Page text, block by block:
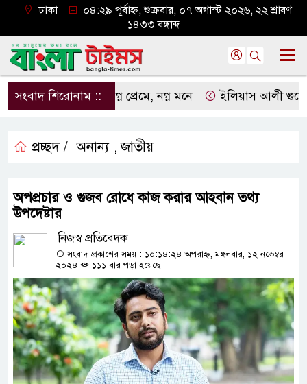
ঢাকা
০৪:২৯ পূর্বাহ্ন, শুক্রবার, ০৭ অগাস্ট ২০২৬, ২২ শ্রাবণ
১৪৩৩ বঙ্গাব্দ
সংবাদ শিরোনাম ::নগ্ন প্রেমে, নগ্ন মনে ইলিয়াস আলী গুমের
প্রচ্ছদ / অনান্য ,জাতীয়
অপপ্রচার ও গুজব রোধে কাজ করার আহবান তথ্য
উপদেষ্টার
নিজস্ব প্রতিবেদক
সংবাদ প্রকাশের সময় : ১০:১৪:২৪ অপরাহ্ন, মঙ্গলবার, ১২ নভেম্বর
২০২৪
১১১ বার পড়া হয়েছে